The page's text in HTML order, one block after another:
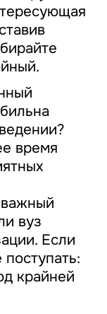
время
вуз
Если
крайней